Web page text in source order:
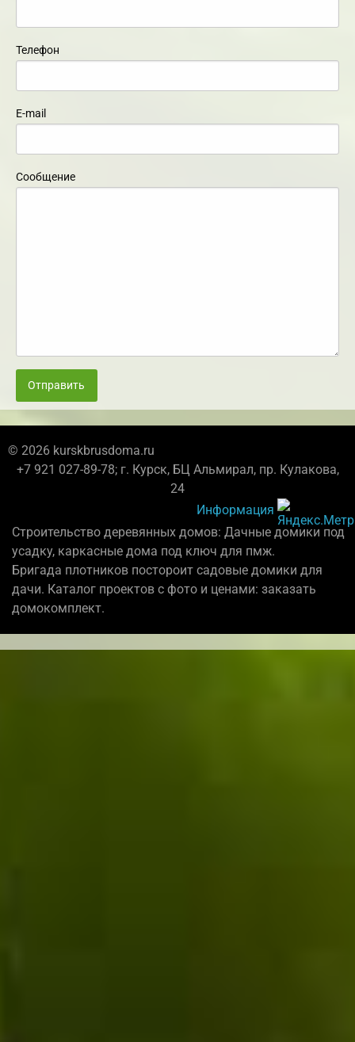
Телефон
E-mail
Сообщение
Отправить
© 2026 kurskbrusdoma.ru
+7 921 027-89-78; г. Курск, БЦ Альмирал, пр. Кулакова,
24
Информация
Строительство деревянных домов: Дачные домики под
усадку, каркасные дома под ключ для пмж.
Бригада плотников постороит садовые домики для
дачи. Каталог проектов с фото и ценами: заказать
домокомплект.